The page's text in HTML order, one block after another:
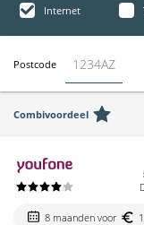
Internet
Postcode
Combivoordeel
8 maanden voor